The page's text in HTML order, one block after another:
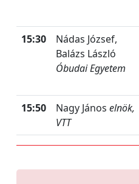
15:30
Nádas József,
Balázs László
Óbudai Egyetem
15:50
Nagy János elnök,
VTT